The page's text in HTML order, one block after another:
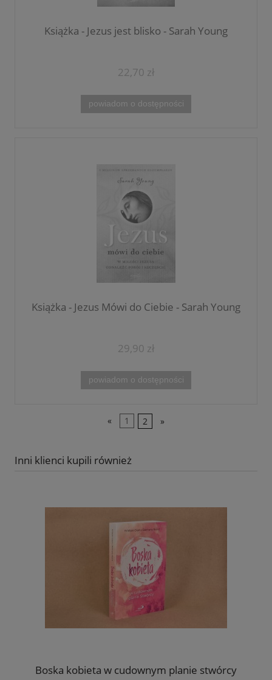
Książka - Jezus jest blisko - Sarah Young
22,70 zł
powiadom o dostępności
Książka - Jezus Mówi do Ciebie - Sarah Young
29,90 zł
powiadom o dostępności
« 1 2 »
Inni klienci kupili również
Boska kobieta w cudownym planie stwórcy